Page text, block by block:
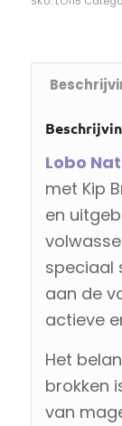
Lobo
met Kip
en
speciaal
aan de
actieve
Het
brokken
van